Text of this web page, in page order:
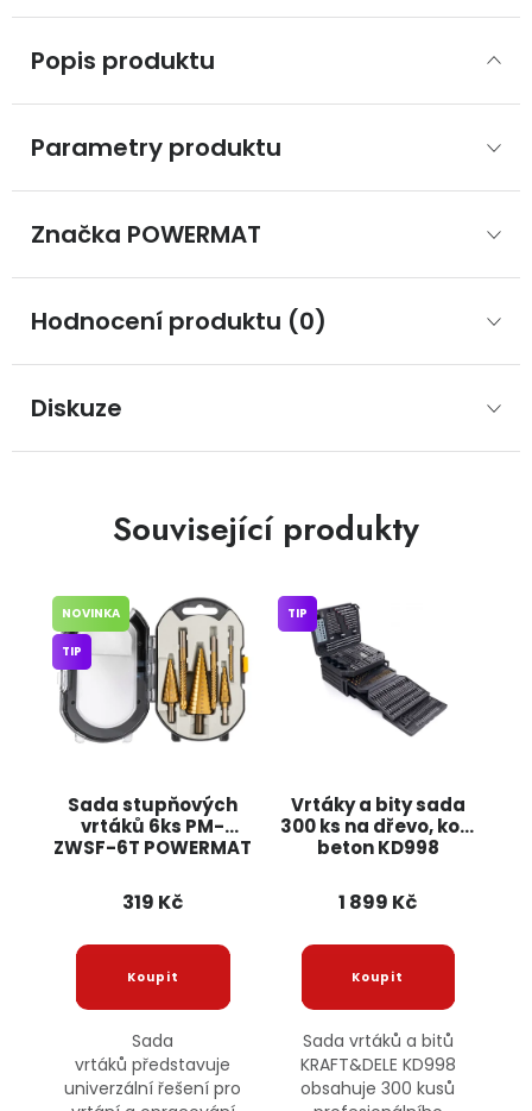
Popis produktu
Parametry produktu
Značka POWERMAT
Hodnocení produktu (0)
Diskuze
Související produkty
Sada stupňových
vrtáků 6ks PM-
ZWSF-6T POWERMAT
NOVINKA
TIP
319 Kč
Sada
vrtáků představuje
univerzální řešení pro
Vrtáky a bity sada
300 ks na dřevo, kov,
beton KD998
TIP
1 899 Kč
Sada vrtáků a bitů
KRAFT&DELE KD998
obsahuje 300 kusů